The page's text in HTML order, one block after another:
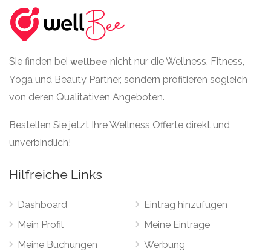
Sie finden bei wellbee nicht nur die Wellness, Fitness,
Yoga und Beauty Partner, sondern profitieren sogleich
von deren Qualitativen Angeboten.
Bestellen Sie jetzt Ihre Wellness Offerte direkt und
unverbindlich!
Hilfreiche Links
Dashboard
Mein Profil
Meine Buchungen
Eintrag hinzufügen
Meine Einträge
Werbung